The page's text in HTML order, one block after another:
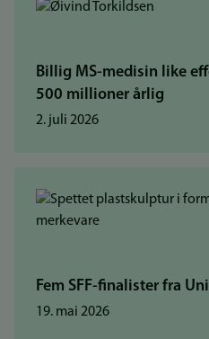
Billig MS-medisin like
500 millioner årlig
2. juli 2026
Fem SFF-finalister fra
19. mai 2026